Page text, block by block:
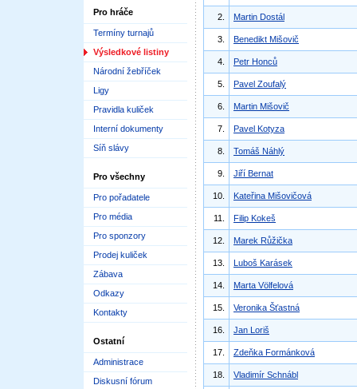
Pro hráče
Termíny turnajů
Výsledkové listiny
Národní žebříček
Ligy
Pravidla kuliček
Interní dokumenty
Síň slávy
Pro všechny
Pro pořadatele
Pro média
Pro sponzory
Prodej kuliček
Zábava
Odkazy
Kontakty
Ostatní
Administrace
Diskusní fórum
2. Martin Dostál
3. Benedikt Mišovič
4. Petr Honců
5. Pavel Zoufalý
6. Martin Mišovič
7. Pavel Kotyza
8. Tomáš Náhlý
9. Jiří Bernat
10. Kateřina Mišovičová
11. Filip Kokeš
12. Marek Růžička
13. Luboš Karásek
14. Marta Völfelová
15. Veronika Šťastná
16. Jan Loriš
17. Zdeňka Formánková
18. Vladimír Schnábl